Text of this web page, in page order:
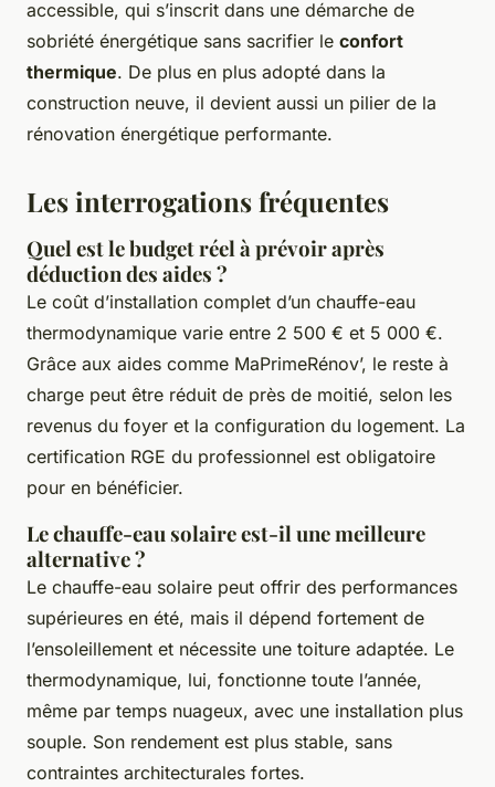
accessible, qui s’inscrit dans une démarche de
sobriété énergétique sans sacrifier le confort
thermique. De plus en plus adopté dans la
construction neuve, il devient aussi un pilier de la
rénovation énergétique performante.
Les interrogations fréquentes
Quel est le budget réel à prévoir après
déduction des aides ?
Le coût d’installation complet d’un chauffe-eau
thermodynamique varie entre 2 500 € et 5 000 €.
Grâce aux aides comme MaPrimeRénov’, le reste à
charge peut être réduit de près de moitié, selon les
revenus du foyer et la configuration du logement. La
certification RGE du professionnel est obligatoire
pour en bénéficier.
Le chauffe-eau solaire est-il une meilleure
alternative ?
Le chauffe-eau solaire peut offrir des performances
supérieures en été, mais il dépend fortement de
l’ensoleillement et nécessite une toiture adaptée. Le
thermodynamique, lui, fonctionne toute l’année,
même par temps nuageux, avec une installation plus
souple. Son rendement est plus stable, sans
contraintes architecturales fortes.